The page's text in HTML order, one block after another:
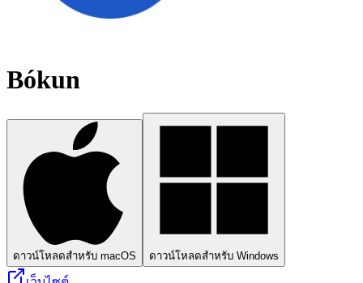
Bókun
ดาวน์โหลดสำหรับ macOS ดาวน์โหลดสำหรับ Windows